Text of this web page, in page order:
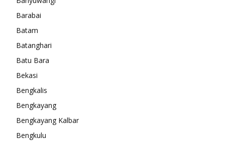
Barabai
Batam
Batanghari
Batu Bara
Bekasi
Bengkalis
Bengkayang
Bengkayang Kalbar
Bengkulu